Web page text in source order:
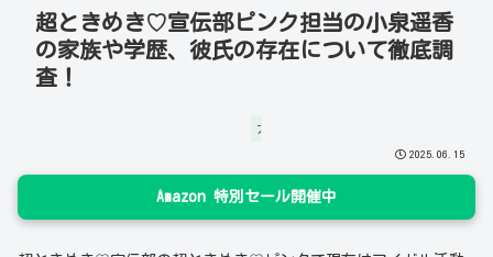
超ときめき♡宣伝部ピンク担当の小泉遥香
の家族や学歴、彼氏の存在について徹底調
査！
アイドル
2025.06.15
Amazon 特別セール開催中